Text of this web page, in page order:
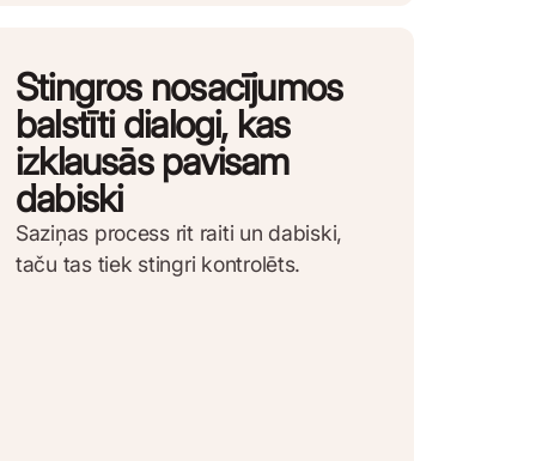
Stingros nosacījumos
balstīti dialogi, kas
izklausās pavisam
dabiski
Saziņas process rit raiti un dabiski,
taču tas tiek stingri kontrolēts.